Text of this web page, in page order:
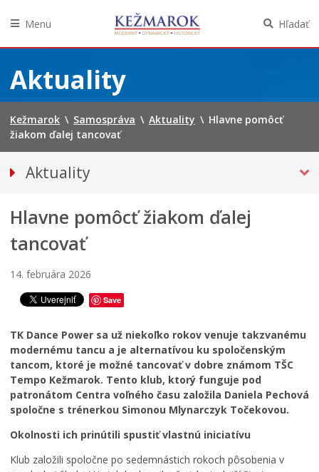
obsah
Menu Hľadať
Aktuality
Kežmarok \ Samospráva \ Aktuality \ Hlavne pomôcť
žiakom ďalej tancovať
Aktuality
Spravodajstvo
Bezpečnosť
Životné prostredie
Cirkev
Šport
Hlavne pomôcť žiakom ďalej
tancovať
14. februára 2026
Save
TK Dance Power sa už niekoľko rokov venuje takzvanému
modernému tancu a je alternatívou ku spoločenským
tancom, ktoré je možné tancovať v dobre známom TŠC
Tempo Kežmarok. Tento klub, ktorý funguje pod
patronátom Centra voľného času založila Daniela Pechová
spoločne s trénerkou Simonou Mlynarczyk Točekovou.
Okolnosti ich prinútili spustiť vlastnú iniciatívu
Klub založili spoločne po sedemnástich rokoch pôsobenia v